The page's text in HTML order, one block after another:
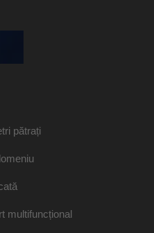
pătrați
multifuncțional